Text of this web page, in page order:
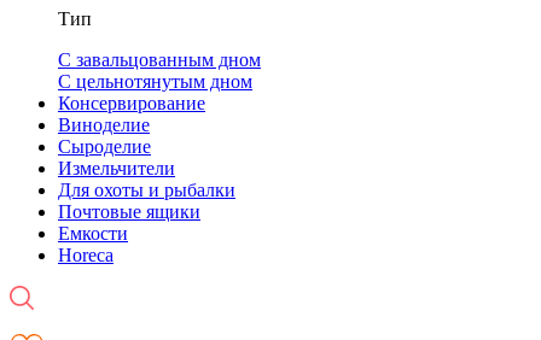
Тип
С завальцованным дном
С цельнотянутым дном
Консервирование
Виноделие
Сыроделие
Измельчители
Для охоты и рыбалки
Почтовые ящики
Емкости
Horeca